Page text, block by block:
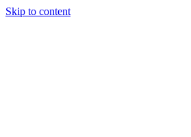
Skip to content